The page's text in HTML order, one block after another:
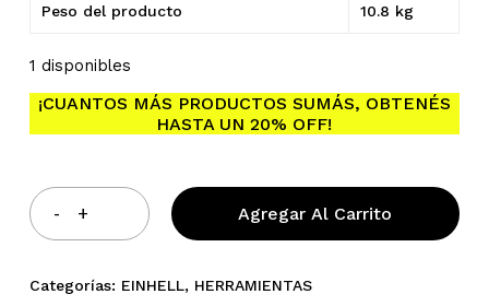
Peso del producto 10.8 kg
1 disponibles
¡CUANTOS MÁS PRODUCTOS SUMÁS, OBTENÉS
HASTA UN 20% OFF!
Agregar Al Carrito
Categorías: EINHELL, HERRAMIENTAS